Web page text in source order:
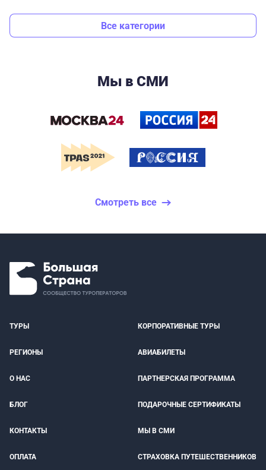
Все категории
Мы в СМИ
Смотреть все
ТУРЫ КОРПОРАТИВНЫЕ ТУРЫ
РЕГИОНЫ АВИАБИЛЕТЫ
О НАС ПАРТНЕРСКАЯ ПРОГРАММА
БЛОГ ПОДАРОЧНЫЕ СЕРТИФИКАТЫ
КОНТАКТЫ МЫ В СМИ
ОПЛАТА СТРАХОВКА ПУТЕШЕСТВЕННИКОВ